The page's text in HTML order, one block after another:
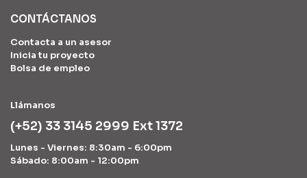
CONTÁCTANOS
Contacta a un asesor
Inicia tu proyecto
Bolsa de empleo
Llámanos
(+52) 33 3145 2999 Ext 1372
Lunes - Viernes: 8:30am - 6:00pm
Sábado: 8:00am - 12:00pm